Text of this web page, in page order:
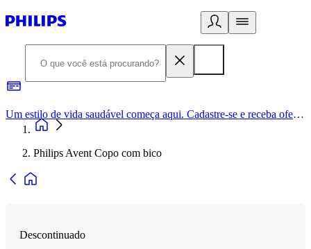
Um estilo de vida saudável começa aqui. Cadastre-se e receba ofertas exclusivas.
Philips Avent Copo com bico
Descontinuado